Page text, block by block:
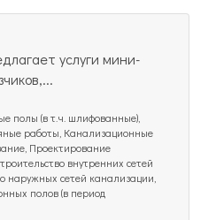
услуги мини-
полы (в т.ч. шлифованные),
работы, Канализационные
Проектирование
внутренних сетей
наружных сетей канализации,
полов (в период